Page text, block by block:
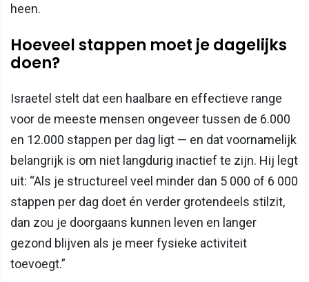
heen.
Hoeveel stappen moet je dagelijks
doen?
Israetel stelt dat een haalbare en effectieve range
voor de meeste mensen ongeveer tussen de 6.000
en 12.000 stappen per dag ligt — en dat voornamelijk
belangrijk is om niet langdurig inactief te zijn. Hij legt
uit: “Als je structureel veel minder dan 5 000 of 6 000
stappen per dag doet én verder grotendeels stilzit,
dan zou je doorgaans kunnen leven en langer
gezond blijven als je meer fysieke activiteit
toevoegt.”